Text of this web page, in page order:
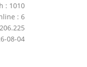
: 1010
: 6
08-04